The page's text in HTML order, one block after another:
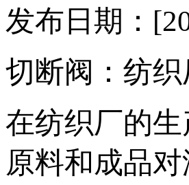
发布日期：
切断阀：纺
在纺织厂的
原料和成品